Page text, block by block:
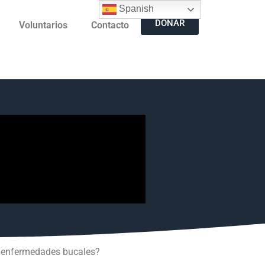
DONAR
Voluntarios Contacto
bucales?
Spanish